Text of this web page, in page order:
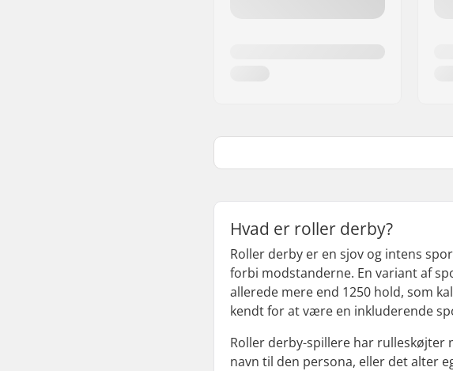
Hvad er roller derby?
Roller derby er en sjov og intens
forbi modstanderne. En variant af
allerede mere end 1250 hold, som
kendt for at være en inkluderende
Roller derby-spillere har rulleskøjter
navn til den persona, eller detalter